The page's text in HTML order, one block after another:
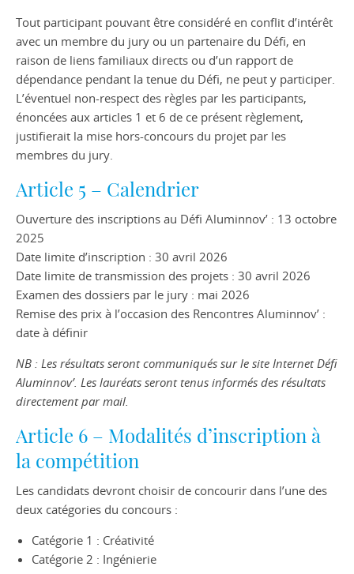
Tout participant pouvant être considéré en conflit d’intérêt
avec un membre du jury ou un partenaire du Défi, en
raison de liens familiaux directs ou d’un rapport de
dépendance pendant la tenue du Défi, ne peut y participer.
L’éventuel non-respect des règles par les participants,
énoncées aux articles 1 et 6 de ce présent règlement,
justifierait la mise hors-concours du projet par les
membres du jury.
Article 5 – Calendrier
Ouverture des inscriptions au Défi Aluminnov’ : 13 octobre
2025
Date limite d’inscription : 30 avril 2026
Date limite de transmission des projets : 30 avril 2026
Examen des dossiers par le jury : mai 2026
Remise des prix à l’occasion des Rencontres Aluminnov’ :
date à définir
NB : Les résultats seront communiqués sur le site Internet Défi
Aluminnov’. Les lauréats seront tenus informés des résultats
directement par mail.
Article 6 – Modalités d’inscription à
la compétition
Les candidats devront choisir de concourir dans l’une des
deux catégories du concours :
Catégorie 1 : Créativité
Catégorie 2 : Ingénierie